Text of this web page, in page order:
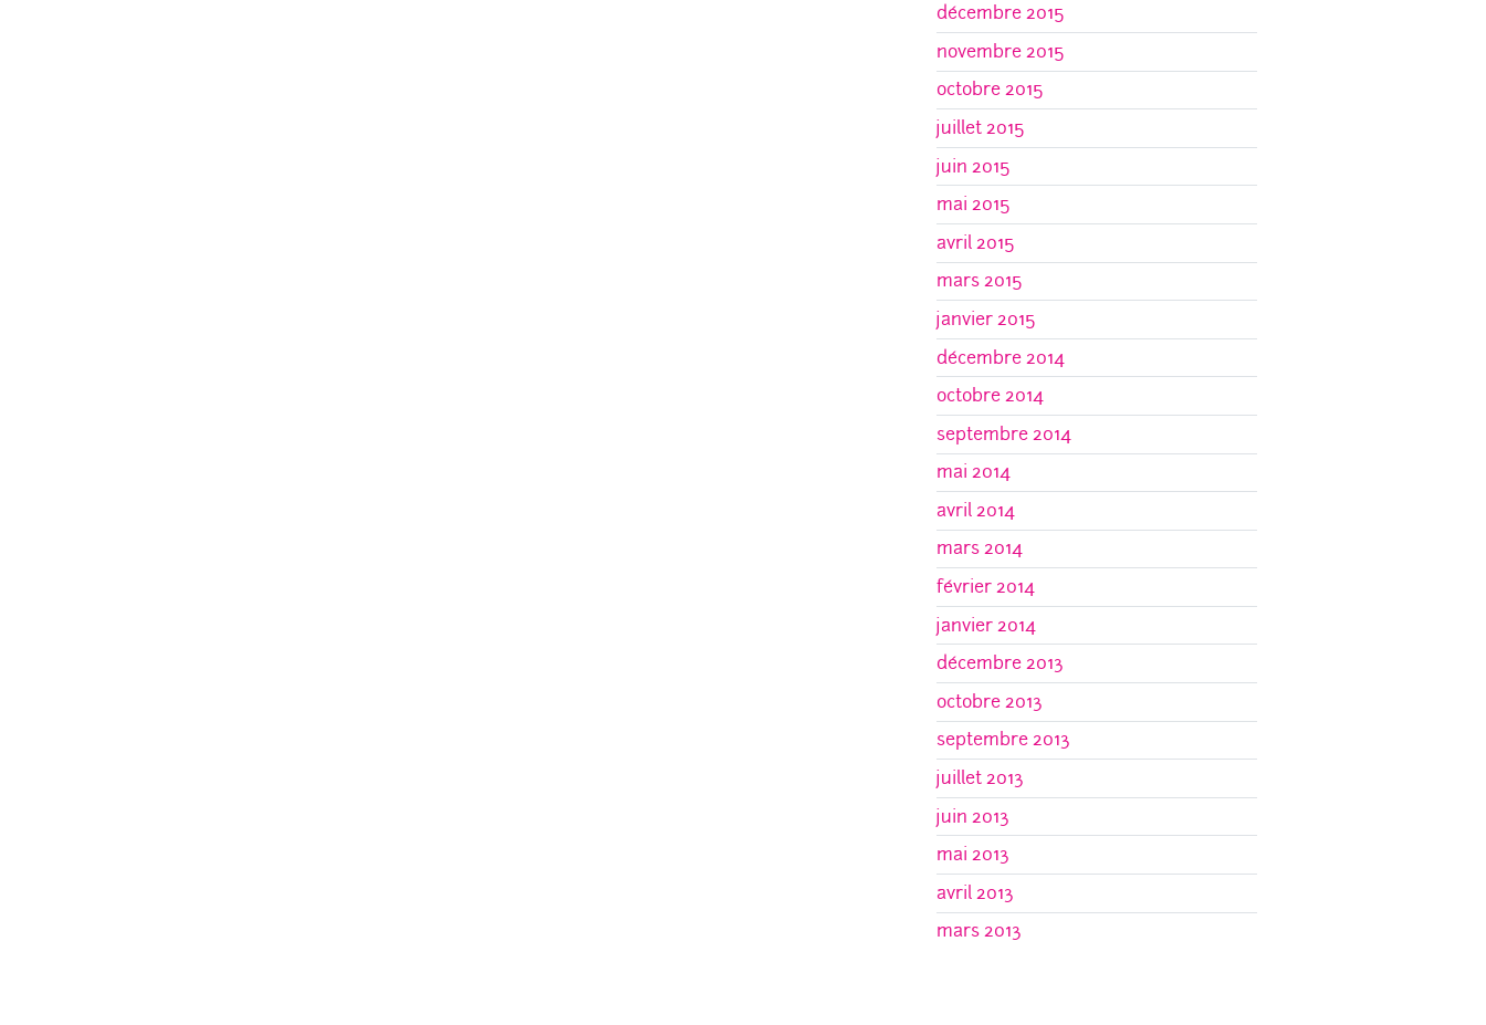
décembre 2015
novembre 2015
octobre 2015
juillet 2015
juin 2015
mai 2015
avril 2015
mars 2015
janvier 2015
décembre 2014
octobre 2014
septembre 2014
mai 2014
avril 2014
mars 2014
février 2014
janvier 2014
décembre 2013
octobre 2013
septembre 2013
juillet 2013
juin 2013
mai 2013
avril 2013
mars 2013